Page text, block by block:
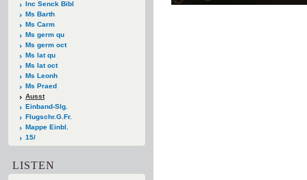
Inc Senck Bibl
Ms Barth
Ms Carm
Ms germ qu
Ms germ oct
Ms lat qu
Ms lat oct
Ms Leonh
Ms Praed
Ausst
Einband-Slg.
Flugschr.G.Fr.
Mappe Einbl.
15/
LISTEN